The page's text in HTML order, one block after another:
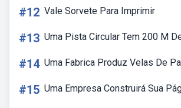
#12 Vale Sorvete Para Imprimir
#13 Uma Pista Circular Tem 200 M
#14 Uma Fabrica Produz Velas De
#15 Uma Empresa Construirá Sua